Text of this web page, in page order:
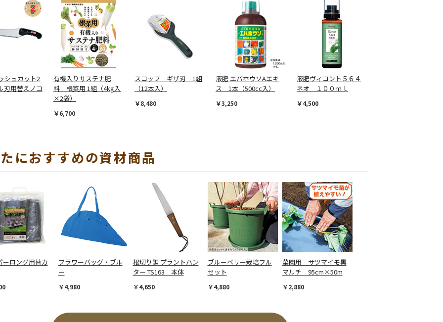
シュカット2
刃用替えノコ
有機入りサステナ肥
料 根菜用 1組（4kg入
×2袋）
￥6,700
スコップ ギザ刃 1組
（12本入）
￥8,480
液肥 エバホウソAエキ
ス 1本（500cc入）
￥3,250
液肥ヴィコント５６４
ネオ １００ｍｌ
￥4,500
におすすめの資材商品
ーロング用替カ
フラワーバッグ・ブル
ー
￥4,980
根切り鋸 プラントハン
ター TS163 本体
￥4,650
ブルーベリー栽培フル
セット
￥4,880
菜園用 サツマイモ黒
マルチ 95cm×50m
￥2,880